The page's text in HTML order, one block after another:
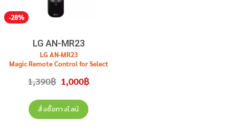
-28%
LG AN-MR23
LG AN-MR23
Magic Remote Control for Select
1,390฿ Original
price
1,390฿.
1,000฿Current
price
สั่งซื้อทางไลน์